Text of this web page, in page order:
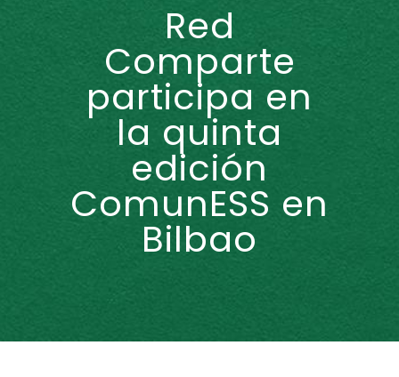
Red
Comparte
participa en
la quinta
edición
ComunESS en
Bilbao